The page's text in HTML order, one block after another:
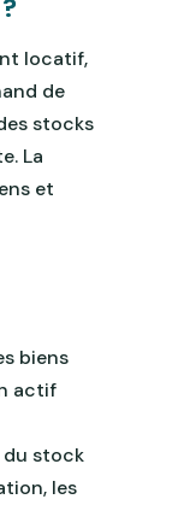
locatif,
de
stocks
La
et
biens
actif
du stock
les